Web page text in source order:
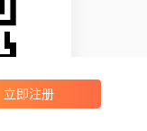
立即注册